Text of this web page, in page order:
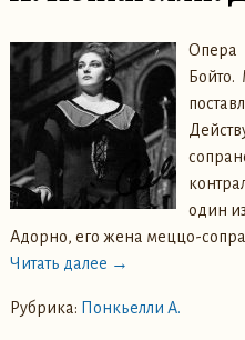
Опера
один
Адорно, его жена меццо-
Читать далее →
Рубрика: Понкьелли А.